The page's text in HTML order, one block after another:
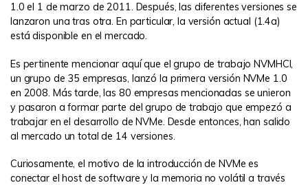
1.0 el 1 de marzo de 2011. Después, las diferentes versiones se
lanzaron una tras otra. En particular, la versión actual (1.4a)
está disponible en el mercado.
Es pertinente mencionar aquí que el grupo de trabajo NVMHCI,
un grupo de 35 empresas, lanzó la primera versión NVMe 1.0
en 2008. Más tarde, las 80 empresas mencionadas se unieron
y pasaron a formar parte del grupo de trabajo que empezó a
trabajar en el desarrollo de NVMe. Desde entonces, han salido
al mercado un total de 14 versiones.
Curiosamente, el motivo de la introducción de NVMe es
conectar el host de software y la memoria no volátil a través